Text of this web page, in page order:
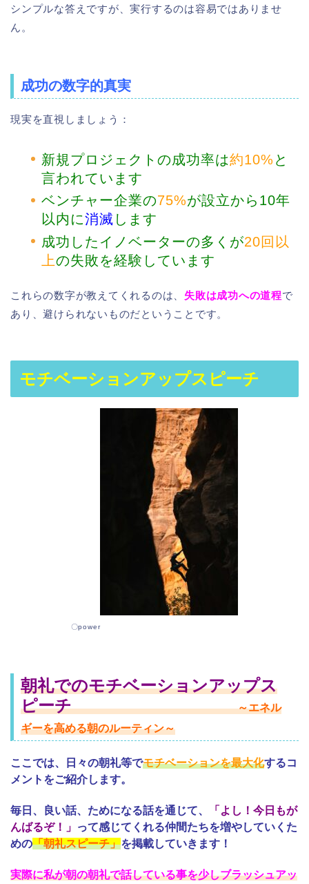
シンプルな答えですが、実行するのは容易ではありませ
ん。
成功の数字的真実
現実を直視しましょう：
新規プロジェクトの成功率は約10% と
言われています
ベンチャー企業の75%が設立から10年
以内に消滅 します
成功したイノベーターの多くが20回以
上の失敗を経験しています
これらの数字が教えてくれるのは、 失敗は成功への道程で
あり、避けられないものだということです。
モチベーションアップスピーチ
〇power
朝礼でのモチベーションアップス
ピーチ
～エネル
ギーを高める朝のルーティン～
ここでは、日々の朝礼等でモチベーションを最大化するコ
メントをご紹介します。
毎日、良い話、ためになる話を通じて、
「よし！今日もが
んばるぞ！」 って感じてくれる仲間たちを増やしていくた
めの「朝礼スピーチ」を掲載していきます！
実際に私が朝の朝礼で話している事を少しブラッシュアッ